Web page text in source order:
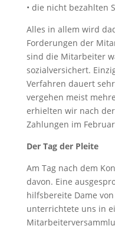
• die nicht bezahlten
Alles in allem wird
Forderungen der
sind die Mitarbeiter
sozialversichert.
Verfahren dauert
vergehen meist
erhielten wir nach
Zahlungen im
Der Tag der Pleite
Am Tag nach dem
davon. Eine
hilfsbereite Dame
unterrichtete uns in